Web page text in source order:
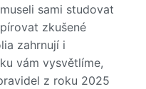
sami studovat
zkušené
zahrnují i
vám vysvětlíme,
z roku 2025